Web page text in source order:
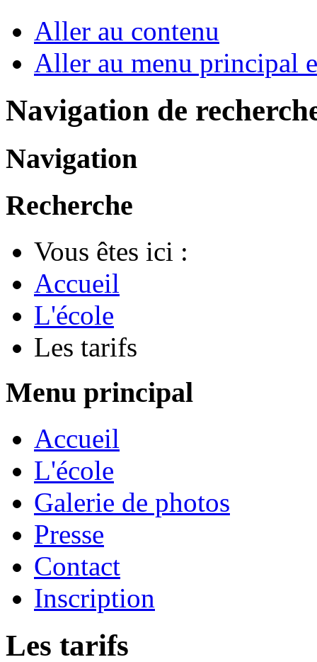
Aller au contenu
Aller au menu principal
Navigation de
Navigation
Recherche
Vous êtes ici :
Accueil
L'école
Les tarifs
Menu principal
Accueil
L'école
Galerie de photos
Presse
Contact
Inscription
Les tarifs